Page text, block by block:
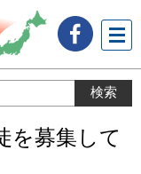
ュー
を募集して